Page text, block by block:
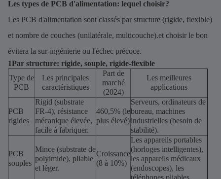
Les types de PCB d'alimentation: lequel choisir?
Les PCB d'alimentation sont classés par structure (rigide, flexible)
et nombre de couches (unilatérale, multicouche).et choisir le bon
évitera la sur-ingénierie ou l'échec précoce.
1Par structure: rigide, souple, rigide-flexible
Type de
PCB
Les principales
caractéristiques
Part de
marché
(2024)
Les meilleures
applications
PCB
rigides
Rigid (substrate
FR-4), résistance
mécanique élevée,
facile à fabriquer.
460,5% (le
plus élevé)
Serveurs, ordinateurs de
bureau, machines
industrielles (besoin de
stabilité).
PCB
souples
Mince (substrate de
polyimide), pliable
et léger.
Croissance
(8 à 10%)
Les appareils portables
(horloges intelligentes),
les appareils médicaux
(endoscopes), les
téléphones pliables.